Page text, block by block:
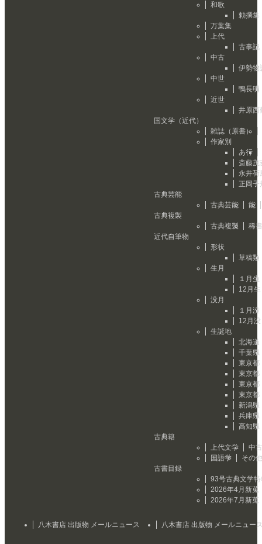
和歌
勅撰集
万葉集
上代
古事記
中古
伊勢物
中世
鴨長明
近世
井原西
国文学（近代）
雑誌（原書）
作家別
あ行
斎藤茂
永井荷
正岡子
古典芸能
古典芸能
能
古典複製
古典複製
稀
近代自筆物
形状
草稿類
生月
１月生
12月生
没月
１月没
12月没
生誕地
北海道
千葉県
東京都
東京都
東京都
東京都
新潟県
兵庫県
高知県
古典籍
上代文学
中
国語学
その他
古書目録
93号古典文学
2026年4月新蒐
2026年7月新蒐
八木書店 出版物 メールニュース 八木書店 出版物 メールニュー